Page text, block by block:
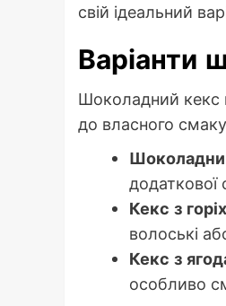
свій ідеальний
Варіанти
Шоколадний кекс
до власного
додаткової
Кекс з
волоські
Кекс з
особливо